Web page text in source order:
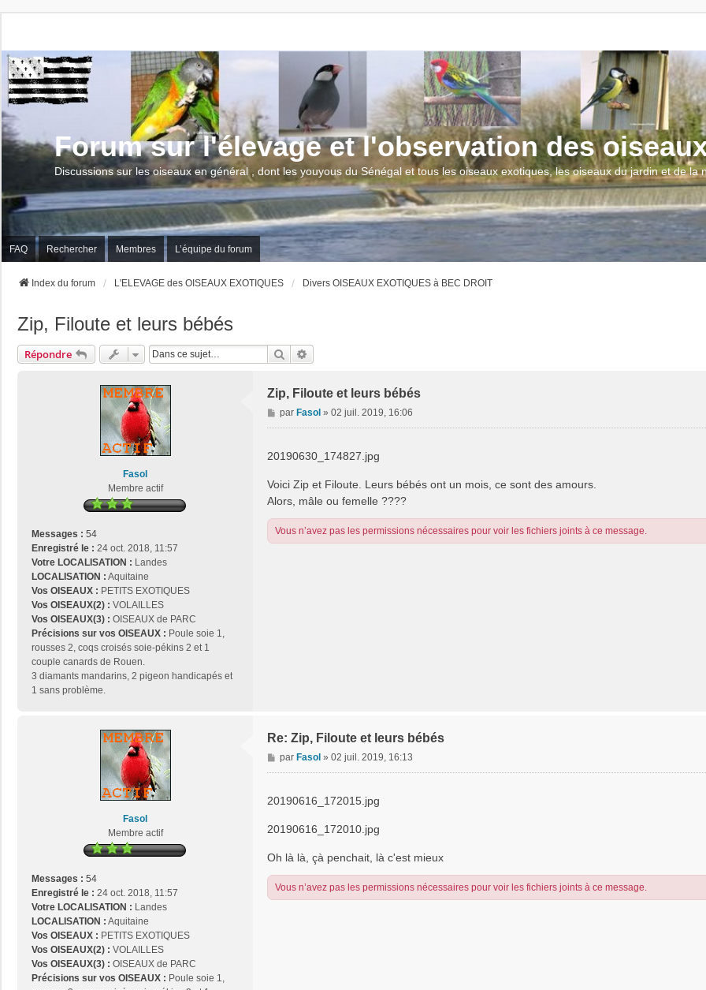
Forum sur l'élevage et l'observation des
Discussions sur les oiseaux en général , dont les youyous du Sénégal et tous les oiseaux exotiques, les oiseaux du jardin et de la
FAQ Rechercher Membres L’équipe du forum
Index du forum L'ELEVAGE des OISEAUX EXOTIQUES Divers OISEAUX EXOTIQUES à BEC DROIT
Zip, Filoute et leurs bébés
Répondre Rechercher
Fasol
Membre actif
Messages : 54
Enregistré le : 24 oct. 2018, 11:57
Votre LOCALISATION : Landes
LOCALISATION : Aquitaine
Vos OISEAUX : PETITS EXOTIQUES
Vos OISEAUX(2) : VOLAILLES
Vos OISEAUX(3) : OISEAUX de PARC
Précisions sur vos OISEAUX : Poule soie 1,
rousses 2, coqs croisés soie-pékins 2 et 1
couple canards de Rouen.
3 diamants mandarins, 2 pigeon handicapés et
1 sans problème.
Zip, Filoute et leurs bébés
M
e
s
g
e
par Fasol» 02 juil. 2019, 16:06
20190630_174827.jpg
Voici Zip et Filoute. Leurs bébés ont un mois, ce sont des amours.
Alors, mâle ou femelle ????
Vous n’avez pas les permissions nécessaires pour voir les fichiers joints à ce message.
Fasol
Membre actif
Messages : 54
Enregistré le : 24 oct. 2018, 11:57
Votre LOCALISATION : Landes
LOCALISATION : Aquitaine
Vos OISEAUX : PETITS EXOTIQUES
Vos OISEAUX(2) : VOLAILLES
Vos OISEAUX(3) : OISEAUX de PARC
Précisions sur vos OISEAUX : Poule soie 1,
Re: Zip, Filoute et leurs bébés
M
e
s
g
par Fasol» 02 juil. 2019, 16:13
20190616_172015.jpg
20190616_172010.jpg
Oh là là, çà penchait, là c'est mieux
Vous n’avez pas les permissions nécessaires pour voir les fichiers joints à ce message.